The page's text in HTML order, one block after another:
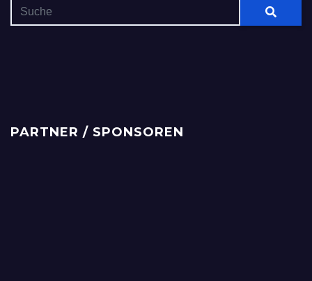
PARTNER / SPONSOREN